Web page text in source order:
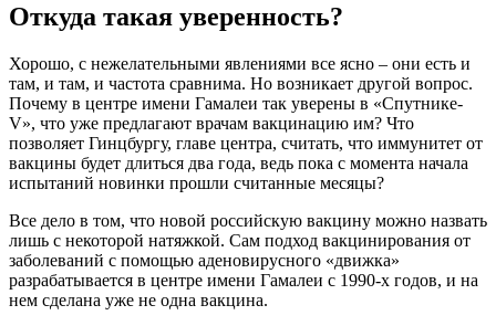
Откуда такая уверенность?
Хорошо, с нежелательными явлениями все ясно – они есть и
там, и там, и частота сравнима. Но возникает другой вопрос.
Почему в центре имени Гамалеи так уверены в «Спутнике-
V», что уже предлагают врачам вакцинацию им? Что
позволяет Гинцбургу, главе центра, считать, что иммунитет от
вакцины будет длиться два года, ведь пока с момента начала
испытаний новинки прошли считанные месяцы?
Все дело в том, что новой российскую вакцину можно назвать
лишь с некоторой натяжкой. Сам подход вакцинирования от
заболеваний с помощью аденовирусного «движка»
разрабатывается в центре имени Гамалеи с 1990-х годов, и на
нем сделана уже не одна вакцина.